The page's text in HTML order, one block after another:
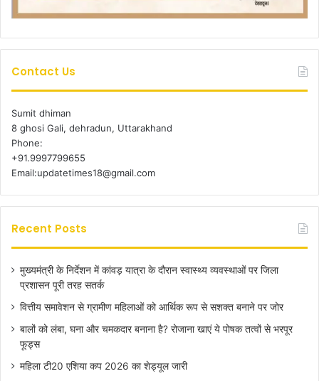
Contact Us
Sumit dhiman
8 ghosi Gali, dehradun, Uttarakhand
Phone:
+91.9997799655
Email:updatetimes18@gmail.com
Recent Posts
मुख्यमंत्री के निर्देशन में कांवड़ यात्रा के दौरान स्वास्थ्य व्यवस्थाओं पर जिला
प्रशासन पूरी तरह सतर्क
वित्तीय समावेशन से ग्रामीण महिलाओं को आर्थिक रूप से सशक्त बनाने पर जोर
बालों को लंबा, घना और चमकदार बनाना है? रोजाना खाएं ये पोषक तत्वों से भरपूर
फूड्स
महिला टी20 एशिया कप 2026 का शेड्यूल जारी